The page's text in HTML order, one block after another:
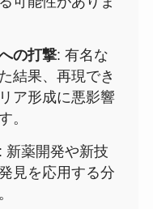
の打撃: 有名な
結果、再現でき
ア形成に悪影響
。
新薬開発や新技
見を応用する分